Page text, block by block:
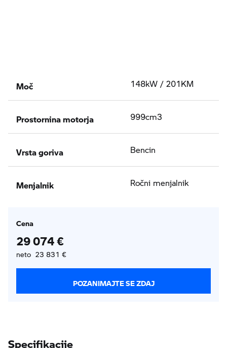
Moč 148kW / 201KM
Prostornina motorja 999cm3
Vrsta goriva Bencin
Menjalnik Ročni menjalnik
Cena
29 074 €
neto 23 831 €
POZANIMAJTE SE ZDAJ
Specifikacije